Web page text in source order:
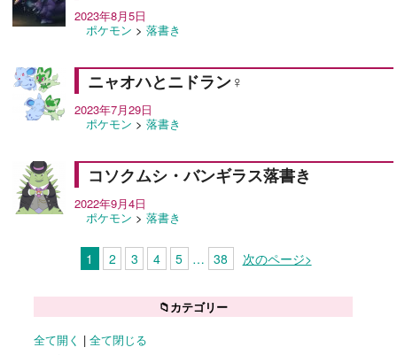
2023年8月5日
ポケモン >落書き
ニャオハとニドラン♀
2023年7月29日
ポケモン >落書き
コソクムシ・バンギラス落書き
2022年9月4日
ポケモン >落書き
1 2 3 4 5 … 38 次のページ>
📁カテゴリー
全て開く | 全て閉じる